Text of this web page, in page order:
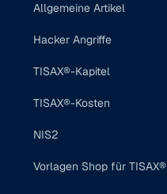
Allgemeine Artikel
Hacker Angriffe
TISAX®-Kapitel
TISAX®-Kosten
NIS2
Vorlagen Shop für TISAX®